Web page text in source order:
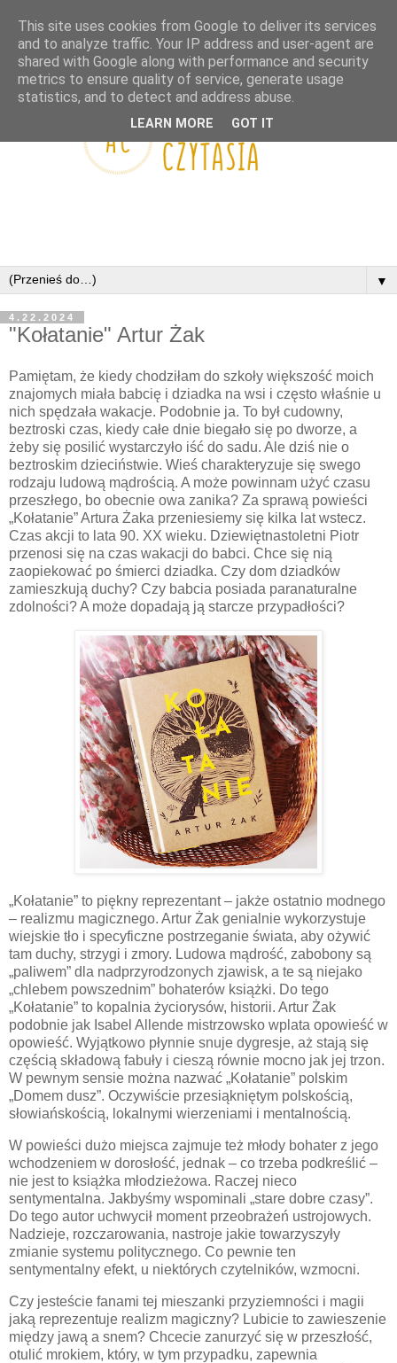
▼
4.22.2024
"Kołatanie" Artur Żak
Pamiętam, że kiedy chodziłam do szkoły większość moich
znajomych miała babcię i dziadka na wsi i często właśnie u
nich spędzała wakacje. Podobnie ja. To był cudowny,
beztroski czas, kiedy całe dnie biegało się po dworze, a
żeby się posilić wystarczyło iść do sadu. Ale dziś nie o
beztroskim dzieciństwie. Wieś charakteryzuje się swego
rodzaju ludową mądrością. A może powinnam użyć czasu
przeszłego, bo obecnie owa zanika? Za sprawą powieści
„Kołatanie” Artura Żaka przeniesiemy się kilka lat wstecz.
Czas akcji to lata 90. XX wieku. Dziewiętnastoletni Piotr
przenosi się na czas wakacji do babci. Chce się nią
zaopiekować po śmierci dziadka. Czy dom dziadków
zamieszkują duchy? Czy babcia posiada paranaturalne
zdolności? A może dopadają ją starcze przypadłości?
„Kołatanie” to piękny reprezentant – jakże ostatnio modnego
– realizmu magicznego. Artur Żak genialnie wykorzystuje
wiejskie tło i specyficzne postrzeganie świata, aby ożywić
tam duchy, strzygi i zmory. Ludowa mądrość, zabobony są
„paliwem” dla nadprzyrodzonych zjawisk, a te są niejako
„chlebem powszednim” bohaterów książki. Do tego
„Kołatanie” to kopalnia życiorysów, historii. Artur Żak
podobnie jak Isabel Allende mistrzowsko wplata opowieść w
opowieść. Wyjątkowo płynnie snuje dygresje, aż stają się
częścią składową fabuły i cieszą równie mocno jak jej trzon.
W pewnym sensie można nazwać „Kołatanie” polskim
„Domem dusz”. Oczywiście przesiąkniętym polskością,
słowiańskością, lokalnymi wierzeniami i mentalnością.
W powieści dużo miejsca zajmuje też młody bohater z jego
wchodzeniem w dorosłość, jednak – co trzeba podkreślić –
nie jest to książka młodzieżowa. Raczej nieco
sentymentalna. Jakbyśmy wspominali „stare dobre czasy”.
Do tego autor uchwycił moment przeobrażeń ustrojowych.
Nadzieje, rozczarowania, nastroje jakie towarzyszyły
zmianie systemu politycznego. Co pewnie ten
sentymentalny efekt, u niektórych czytelników, wzmocni.
Czy jesteście fanami tej mieszanki przyziemności i magii
jaką reprezentuje realizm magiczny? Lubicie to zawieszenie
między jawą a snem? Chcecie zanurzyć się w przeszłość,
otulić mrokiem, który, w tym przypadku, zapewnia
This site uses cookies from Google to deliver its services
and to analyze traffic. Your IP address and user-agent are
shared with Google along with performance and security
metrics to ensure quality of service, generate usage
statistics, and to detect and address abuse.
LEARN MORE GOT IT